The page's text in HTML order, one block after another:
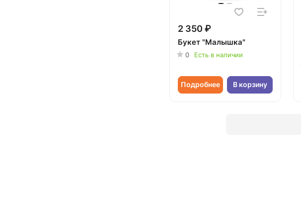
2 350 ₽
Букет "Малышка"
0 Есть в наличии
Подробнее В корзину